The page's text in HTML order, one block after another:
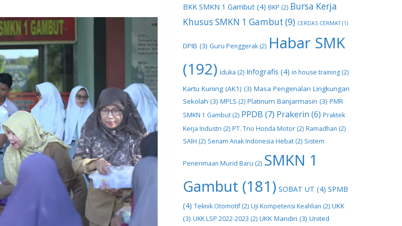
BKK SMKN 1 Gambut (4) BKP (2) Bursa Kerja
Khusus SMKN 1 Gambut (9) CERDAS CERMAT(1)
DPIB (3) Guru Penggerak (2) Habar SMK
(192) Iduka (2) Infografis (4) in house training (2)
Kartu Kuning (AK1) (3) Masa Pengenalan Lingkungan
Sekolah (3) MPLS (2) Platinum Banjarmasin (3) PMR
SMKN 1 Gambut (2) PPDB (7) Prakerin (6) Praktek
Kerja Industri (2) PT. Trio Honda Motor (2) Ramadhan (2)
SAIH (2) Senam Anak Indonesia Hebat (2) Sistem
Penerimaan Murid Baru (2) SMKN 1
Gambut (181) SOBAT UT (4) SPMB
(4) Teknik Otomotif(2) Uji Kompetensi Keahlian (2) UKK
(3) UKK LSP 2022-2023 (2) UKK Mandiri (3) United